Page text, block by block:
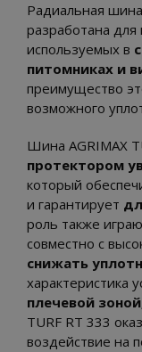
Радиальная шина
разработана
используемых в
питомниках и
преимущество
возможного
Шина AGRIMAX
протектором
который
и гарантирует
роль также
совместно с
снижать
характеристика
плечевой
TURF RT 333
воздействие на